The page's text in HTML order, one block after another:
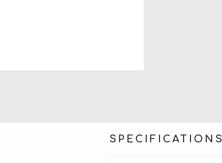
SPECIFICATIONS